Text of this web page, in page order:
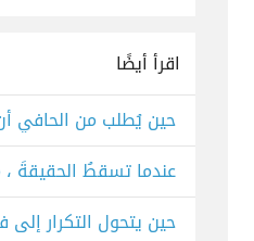
اقرأ أيضًا
حين يُطلب من الحافي
عندما تسقطُ الحقيقةَ ،
حين يتحول التكرار إلى